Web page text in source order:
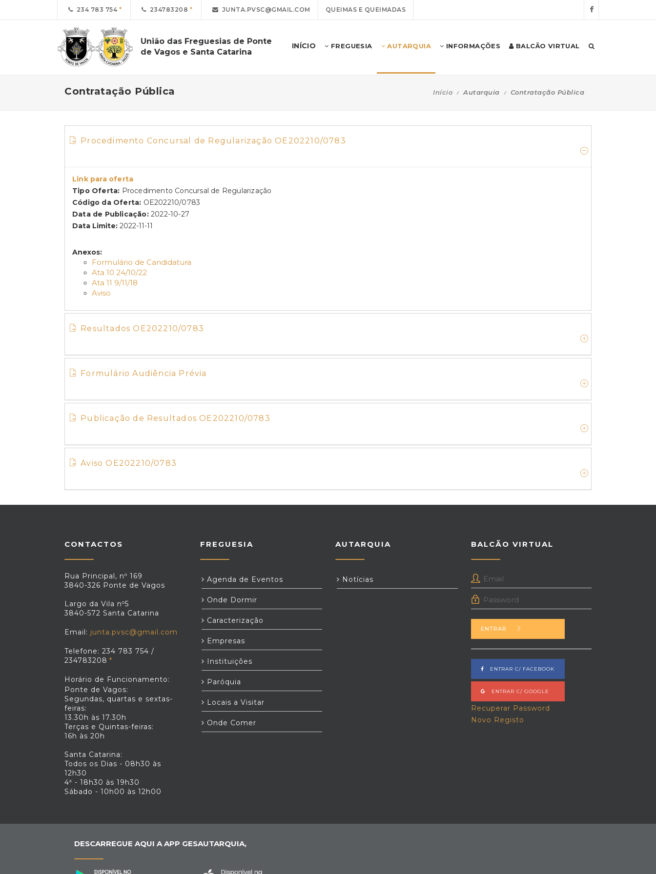
234 783 754 234783208 JUNTA.PVSC@GMAIL.COM QUEIMAS E QUEIMADAS
União das Freguesias de Ponte
de Vagos e Santa Catarina
INÍCIO FREGUESIA AUTARQUIA INFORMAÇÕES BALCÃO VIRTUAL
Contratação Pública Início Autarquia Contratação Pública
Procedimento Concursal de Regularização OE202210/0783
Link para oferta
Tipo Oferta: Procedimento Concursal de Regularização
Código da Oferta: OE202210/0783
Data de Publicação: 2022-10-27
Data Limite: 2022-11-11
Anexos:
Formulário de Candidatura
Ata 10 24/10/22
Ata 11 9/11/18
Aviso
Resultados OE202210/0783
Formulário Audiência Prévia
Publicação de Resultados OE202210/0783
Aviso OE202210/0783
CONTACTOS
Rua Principal, nº 169
3840-326 Ponte de Vagos
Largo da Vila nº5
3840-572 Santa Catarina
Email: junta.pvsc@gmail.com
Telefone: 234 783 754 /
234783208
Horário de Funcionamento:
Ponte de Vagos:
Segundas, quartas e sextas-
feiras:
13.30h às 17.30h
Terças e Quintas-feiras:
16h às 20h
Santa Catarina:
Todos os Dias - 08h30 às
12h30
4ª - 18h30 às 19h30
Sábado - 10h00 às 12h00
FREGUESIA
Agenda de Eventos
Onde Dormir
Caracterização
Empresas
Instituições
Paróquia
Locais a Visitar
Onde Comer
AUTARQUIA
Notícias
BALCÃO VIRTUAL
ENTRAR
ENTRAR C/ FACEBOOK
ENTRAR C/ GOOGLE
Recuperar Password
Novo Registo
DESCARREGUE AQUI A APP GESAUTARQUIA,